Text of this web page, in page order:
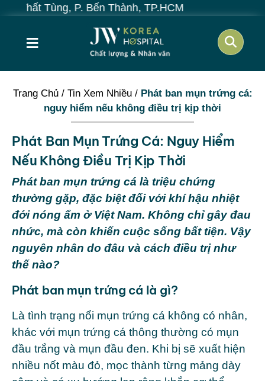
Bến Thành, TP.HCM
≡
Trang Chủ/ Tin Xem Nhiều/ Phát ban mụn trứng cá:
nguy hiểm nếu không điều trị kịp thời
Phát Ban Mụn Trứng Cá: Nguy Hiểm
Nếu Không Điều Trị Kịp Thời
Phát ban mụn trứng cá là triệu chứng
thường gặp, đặc biệt đối với khí hậu nhiệt
đới nóng ẩm ở Việt Nam. Không chỉ gây đau
nhức, mà còn khiến cuộc sống bất tiện. Vậy
nguyên nhân do đâu và cách điều trị như
thế nào?
Phát ban mụn trứng cá là gì?
Là tình trạng nổi mụn trứng cá không có nhân,
khác với mụn trứng cá thông thường có mụn
đầu trắng và mụn đầu đen. Khi bị sẽ xuất hiện
nhiều nốt màu đỏ, mọc thành từng mảng dày